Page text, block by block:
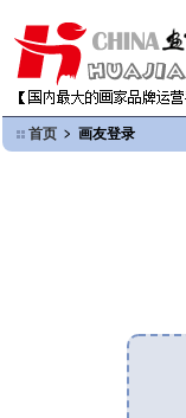
首页 ﹥ 画友登录